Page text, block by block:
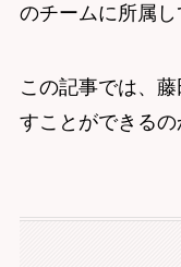
のチームに所属し
この記事では、
すことができるの